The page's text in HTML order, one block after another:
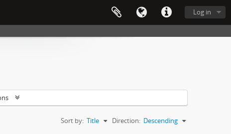
Log in
Sort by: Title Direction: Descending